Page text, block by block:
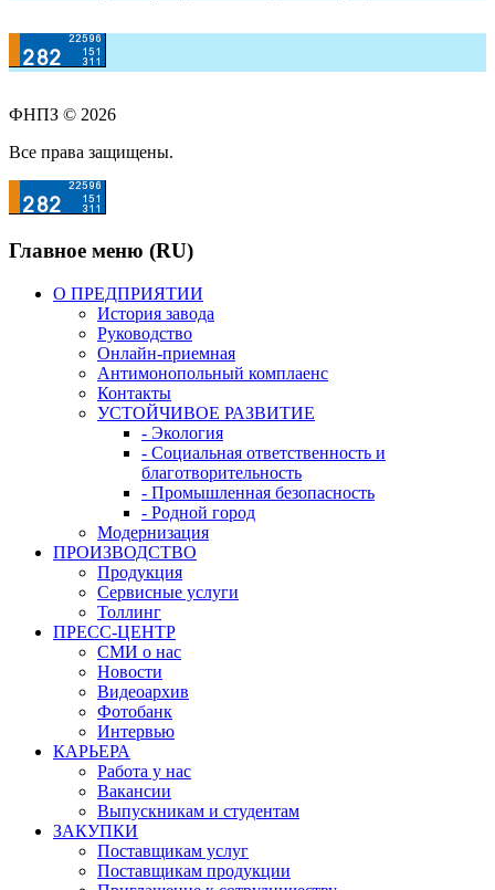
ФНПЗ © 2026
Все права защищены.
Главное меню (RU)
О ПРЕДПРИЯТИИ
История завода
Руководство
Онлайн-приемная
Антимонопольный комплаенс
Контакты
УСТОЙЧИВОЕ РАЗВИТИЕ
- Экология
- Социальная ответственность и
благотворительность
- Промышленная безопасность
- Родной город
Модернизация
ПРОИЗВОДСТВО
Продукция
Сервисные услуги
Толлинг
ПРЕСС-ЦЕНТР
СМИ о нас
Новости
Видеоархив
Фотобанк
Интервью
КАРЬЕРА
Работа у нас
Вакансии
Выпускникам и студентам
ЗАКУПКИ
Поставщикам услуг
Поставщикам продукции